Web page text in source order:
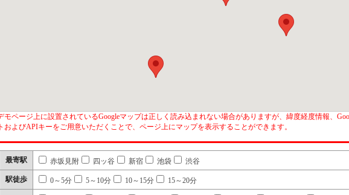
モページ上に設置されているGoogleマップは正しく読み込まれない場合がありますが、緯度経度情報、
およびAPIキーをご用意いただくことで、ページ上にマップを表示することができます。
最寄駅 赤坂見附 四ッ谷 新宿 池袋 渋谷
駅徒歩 0～5分 5～10分 10～15分 15～20分